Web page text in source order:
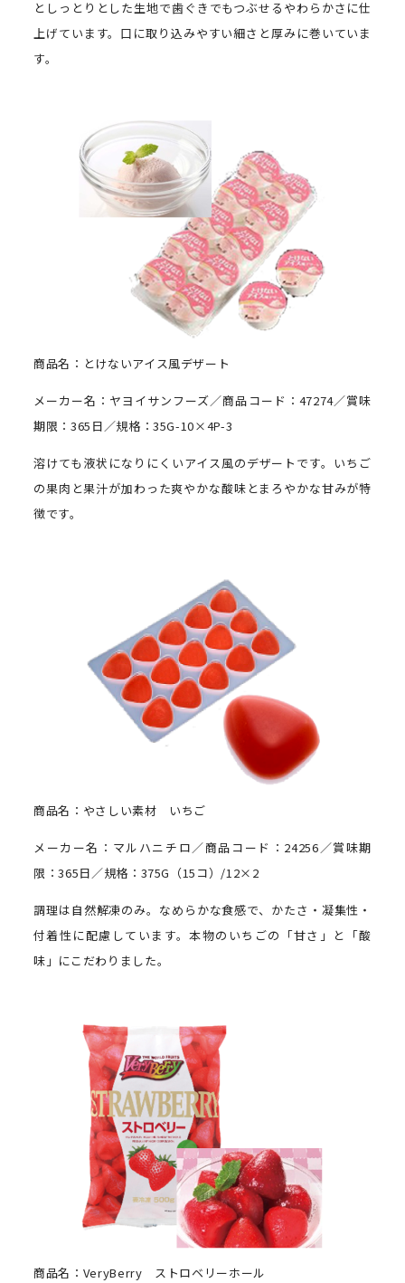
としっとりとした生地で歯ぐきでもつぶせるやわらかさに仕
上げています。口に取り込みやすい細さと厚みに巻いていま
す。
商品名：とけないアイス風デザート
メーカー名：ヤヨイサンフーズ／商品コード：47274／賞味
期限：365日／規格：35G-10×4P-3
溶けても液状になりにくいアイス風のデザートです。いちご
の果肉と果汁が加わった爽やかな酸味とまろやかな甘みが特
徴です。
商品名：やさしい素材 いちご
メーカー名：マルハニチロ／商品コード：24256／賞味期
限：365日／規格：375G（15コ）/12×2
調理は自然解凍のみ。なめらかな食感で、かたさ・凝集性・
付着性に配慮しています。本物のいちごの「甘さ」と「酸
味」にこだわりました。
商品名：VeryBerry ストロベリーホール